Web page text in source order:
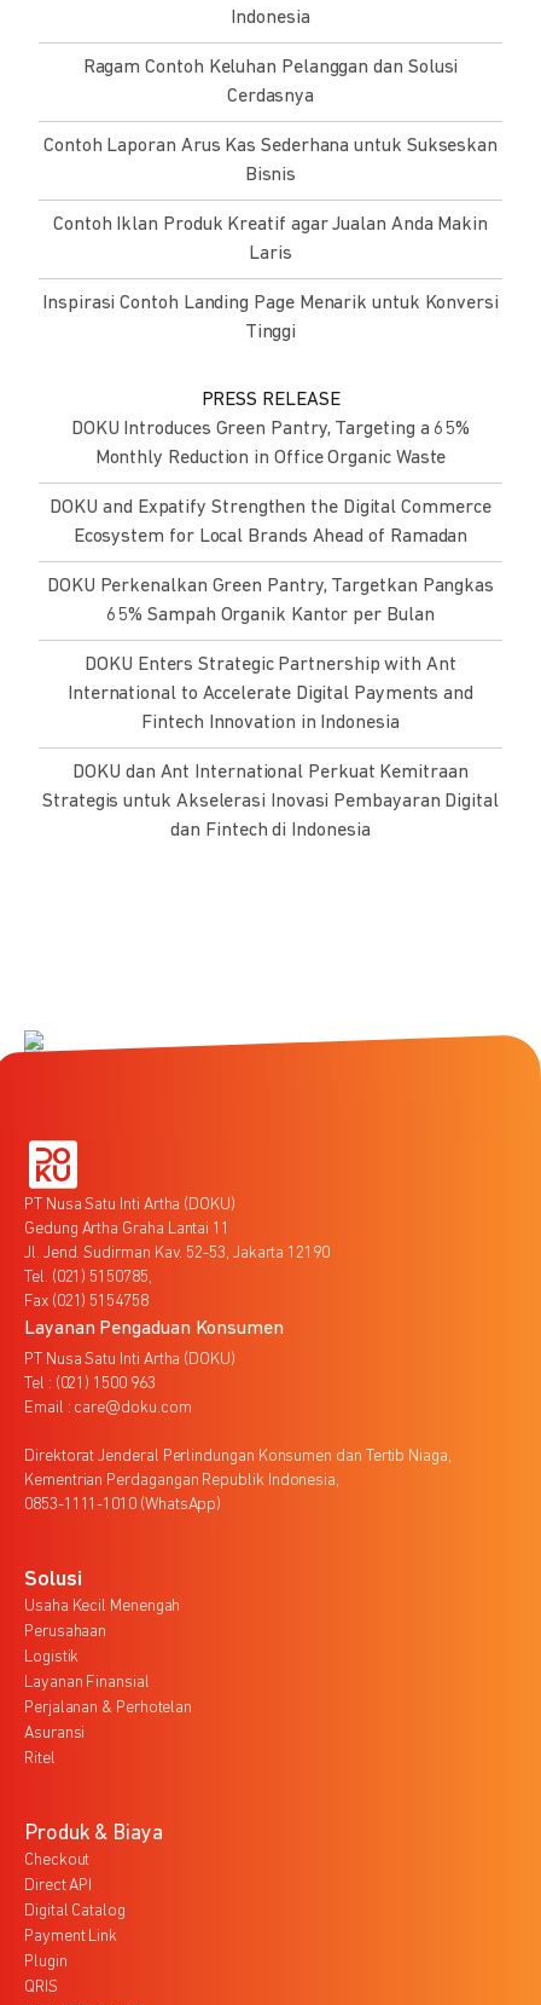
Indonesia
Ragam Contoh Keluhan Pelanggan dan Solusi
Cerdasnya
Contoh Laporan Arus Kas Sederhana untuk Sukseskan
Bisnis
Contoh Iklan Produk Kreatif agar Jualan Anda Makin
Laris
Inspirasi Contoh Landing Page Menarik untuk Konversi
Tinggi
PRESS RELEASE
DOKU Introduces Green Pantry, Targeting a 65%
Monthly Reduction in Office Organic Waste
DOKU and Expatify Strengthen the Digital Commerce
Ecosystem for Local Brands Ahead of Ramadan
DOKU Perkenalkan Green Pantry, Targetkan Pangkas
65% Sampah Organik Kantor per Bulan
DOKU Enters Strategic Partnership with Ant
International to Accelerate Digital Payments and
Fintech Innovation in Indonesia
DOKU dan Ant International Perkuat Kemitraan
Strategis untuk Akselerasi Inovasi Pembayaran Digital
dan Fintech di Indonesia
PT Nusa Satu Inti Artha (DOKU)
Gedung Artha Graha Lantai 11
Jl. Jend. Sudirman Kav. 52-53, Jakarta 12190
Tel. (021) 5150785,
Fax (021) 5154758
Layanan Pengaduan Konsumen
PT Nusa Satu Inti Artha (DOKU)
Tel : (021) 1500 963
Email : care@doku.com
Direktorat Jenderal Perlindungan Konsumen dan Tertib Niaga,
Kementrian Perdagangan Republik Indonesia,
0853-1111-1010 (WhatsApp)
Solusi
Usaha Kecil Menengah
Perusahaan
Logistik
Layanan Finansial
Perjalanan & Perhotelan
Asuransi
Ritel
Produk & Biaya
Checkout
Direct API
Digital Catalog
Payment Link
Plugin
QRIS